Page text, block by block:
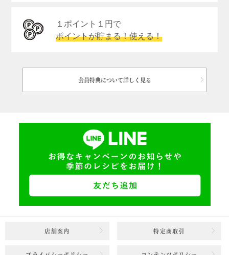
１ポイント１円で
ポイントが貯まる！使える！
会員特典について詳しく見る
店舗案内 特定商取引